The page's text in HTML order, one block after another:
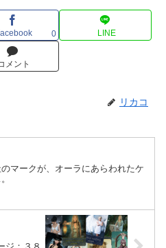
0 LINE
メント
リカコ
マークが、オーラにあらわれたケ